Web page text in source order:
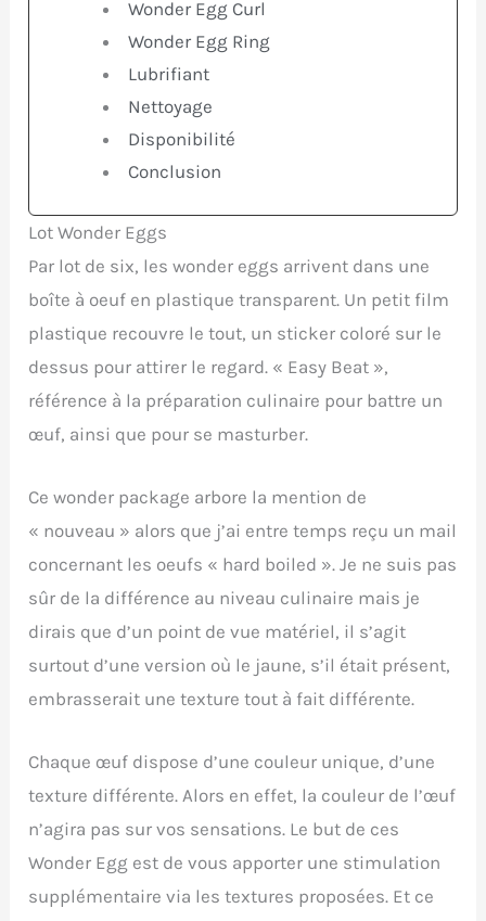
Wonder Egg Curl
Wonder Egg Ring
Lubrifiant
Nettoyage
Disponibilité
Conclusion
Lot Wonder Eggs
Par lot de six, les wonder eggs arrivent dans une
boîte à oeuf en plastique transparent. Un petit film
plastique recouvre le tout, un sticker coloré sur le
dessus pour attirer le regard. « Easy Beat »,
référence à la préparation culinaire pour battre un
œuf, ainsi que pour se masturber.
Ce wonder package arbore la mention de
« nouveau » alors que j’ai entre temps reçu un mail
concernant les oeufs « hard boiled ». Je ne suis pas
sûr de la différence au niveau culinaire mais je
dirais que d’un point de vue matériel, il s’agit
surtout d’une version où le jaune, s’il était présent,
embrasserait une texture tout à fait différente.
Chaque œuf dispose d’une couleur unique, d’une
texture différente. Alors en effet, la couleur de l’œuf
n’agira pas sur vos sensations. Le but de ces
Wonder Egg est de vous apporter une stimulation
supplémentaire via les textures proposées. Et ce